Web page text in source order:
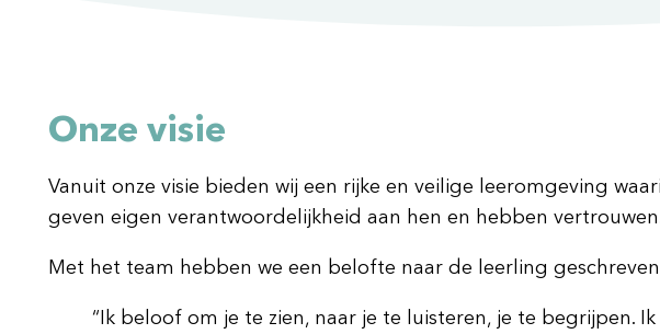
Onze visie
Vanuit onze visie bieden wij een rijke en veilige leeromgeving
geven eigen verantwoordelijkheid aan hen en hebben
Met het team hebben we een belofte naar de leerling
“Ik beloof om je te zien, naar je te luisteren, je te begrijpen.